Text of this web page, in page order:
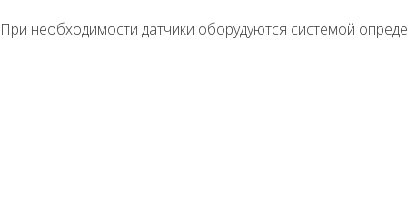
При необходимости датчики оборудуются системой